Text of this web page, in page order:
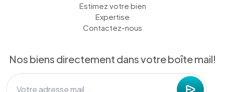
Estimez votre bien
Expertise
Contactez-nous
Nos biens directement dans votre boîte mail!